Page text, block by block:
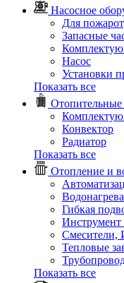
Насосное
Для
Запасные
Насос
Установки
Показать все
Конвектор
Радиатор
Показать все
Отопление и
Гибкая
Инструмент
Смесители,
Тепловые
Показать все